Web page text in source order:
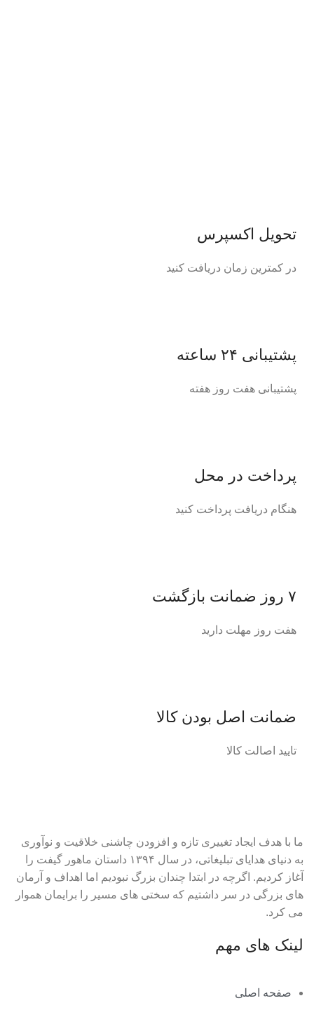
تحویل اکسپرس
در کمترین زمان دریافت کنید
پشتیبانی ۲۴ ساعته
پشتیبانی هفت روز هفته
پرداخت در محل
هنگام دریافت پرداخت کنید
۷ روز ضمانت بازگشت
هفت روز مهلت دارید
ضمانت اصل‌ بودن کالا
تایید اصالت کالا
ما با هدف ایجاد تغییری تازه و افزودن چاشنی خلاقیت و نوآوری
به دنیای هدایای تبلیغاتی، در سال ۱۳۹۴ داستان ماهور گیفت را
آغاز کردیم. اگرچه در ابتدا چندان بزرگ نبودیم اما اهداف و آرمان
های بزرگی در سر داشتیم که سختی های مسیر را برایمان هموار
می کرد.
لینک های مهم
صفحه اصلی